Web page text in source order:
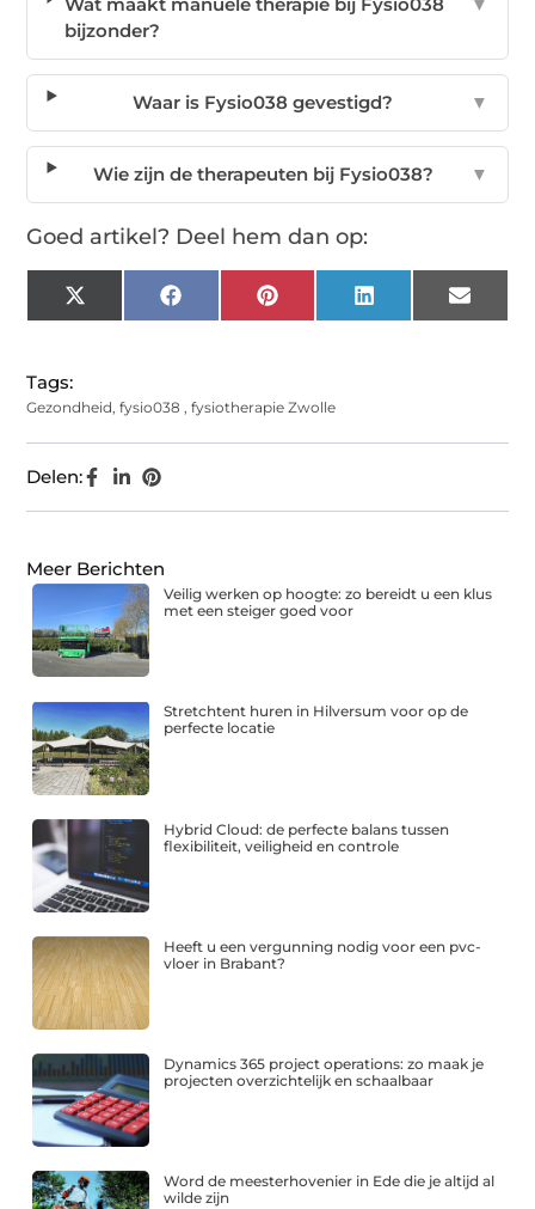
bijzonder?
Waar is Fysio038 gevestigd? ▼
Wie zijn de therapeuten bij Fysio038? ▼
Goed artikel? Deel hem dan op:
X
(Twitter)
Facebook Pinterest LinkedIn Email
Tags:
Gezondheid,fysio038 ,fysiotherapie Zwolle
Delen:
Meer Berichten
Veilig werken op hoogte: zo bereidt u een klus
met een steiger goed voor
Stretchtent huren in Hilversum voor op de
perfecte locatie
Hybrid Cloud: de perfecte balans tussen
flexibiliteit, veiligheid en controle
Heeft u een vergunning nodig voor een pvc-
vloer in Brabant?
Dynamics 365 project operations: zo maak je
projecten overzichtelijk en schaalbaar
Word de meesterhovenier in Ede die je altijd al
wilde zijn